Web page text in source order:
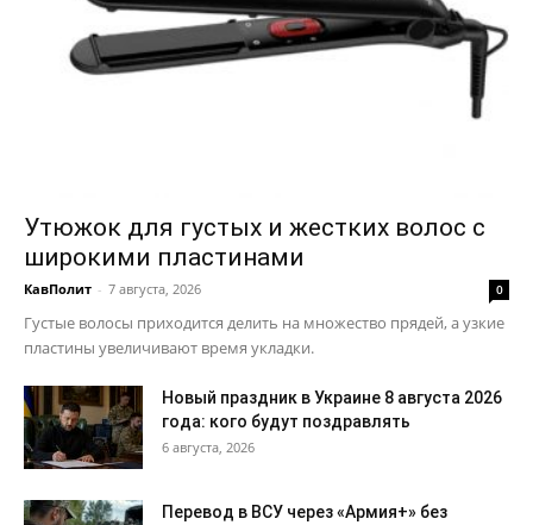
Утюжок для густых и жестких волос с
широкими пластинами
КавПолит - 7 августа, 2026 0
Густые волосы приходится делить на множество прядей, а узкие
пластины увеличивают время укладки.
Новый праздник в Украине 8 августа 2026
года: кого будут поздравлять
6 августа, 2026
Перевод в ВСУ через «Армия+» без